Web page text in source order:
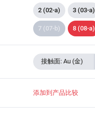
2 (02-a) 3 (03-a)
7 (07-b) 8 (08-a)
接触面: Au (金)
添加到产品比较